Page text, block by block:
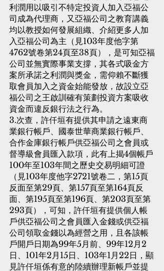
利潤用以吸引不特定投資人加入亞福公
司成為代理商，又亞福公司之教育講義
均以教授如何發展組織、介紹更多人加
入亞福公司為主（見103年度他字第
4762號卷第24頁至38頁），是可知亞福
公司並無實際事業支撐，其各式吸金方
案所承諾之利潤與獎金，需仰賴不斷獲
取會員加入之資金始能發放，故設立亞
福公司之王啟訓確有策劃投資方案吸收
資金而違反銀行法之行為。
3.次查，許仟垣有提供其申請之遠東商
業銀行帳戶、國泰世華商業銀行帳戶、
合作金庫銀行帳戶供亞福公司之會員或
督導級會員匯入款項，此有上揭4個帳戶
100年至103年間之歷史交易明細可證
（見103年度他字2721號卷二，第15頁
反面至第29頁、第157頁至第164頁反
面、第195頁至第196頁、第203頁至第
293頁），可知，許仟垣有提供個人帳
戶供亞福公司之會員匯入金錢或供亞福
公司領取金錢以為經營之用，且各該帳
戶開戶日期為99年5月前、99年12月2
日、101年2月15日、103年1月22日，顯
見許仟垣係有意的陸續辦理新帳戶並提